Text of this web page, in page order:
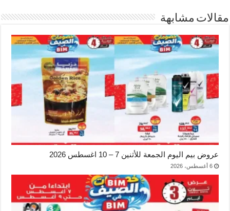
مقالات مشابهة
عروض بيم اليوم الجمعة للأثنين 7 – 10 اغسطس 2026
6 أغسطس، 2026